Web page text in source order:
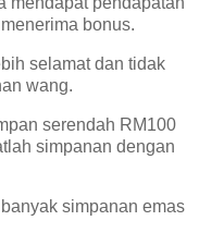
bonus.
selamat dan tidak
wang.
serendah RM100
simpanan dengan
simpanan emas